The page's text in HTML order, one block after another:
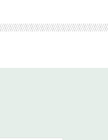
くる
）
）
）
）